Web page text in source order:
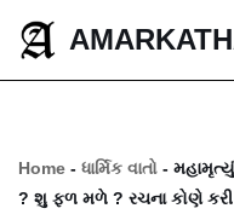
Skip
Home - ધાર્મિક વાતો -
? શુ ફળ મળે ? રચના કોણે કરી